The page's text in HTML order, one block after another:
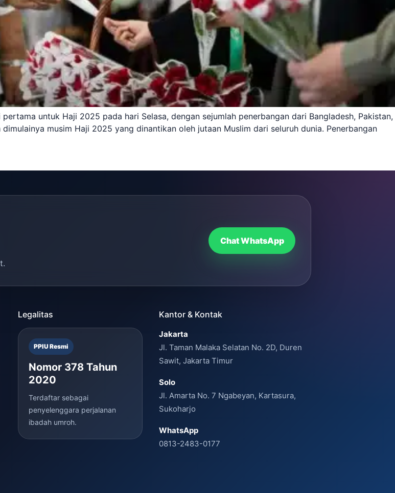
untuk Haji 2025 pada hari Selasa, dengan sejumlah penerbangan dari Bangladesh, Pakistan,
musim Haji 2025 yang dinantikan oleh jutaan Muslim dari seluruh dunia. Penerbangan
Chat WhatsApp
Legalitas
PPIU Resmi
Nomor 378 Tahun
2020
Terdaftar sebagai
penyelenggara perjalanan
ibadah umroh.
Kantor & Kontak
Jakarta
Jl. Taman Malaka Selatan No. 2D, Duren
Sawit, Jakarta Timur
Solo
Jl. Amarta No. 7 Ngabeyan, Kartasura,
Sukoharjo
WhatsApp
0813-2483-0177